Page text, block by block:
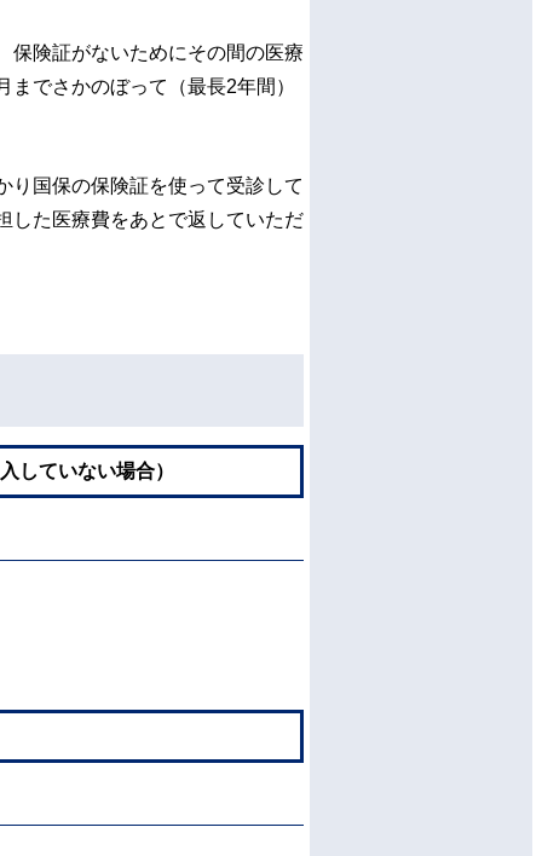
保険証がないためにその間の医療
でさかのぼって（最長2年間）
り国保の保険証を使って受診して
した医療費をあとで返していただ
していない場合）